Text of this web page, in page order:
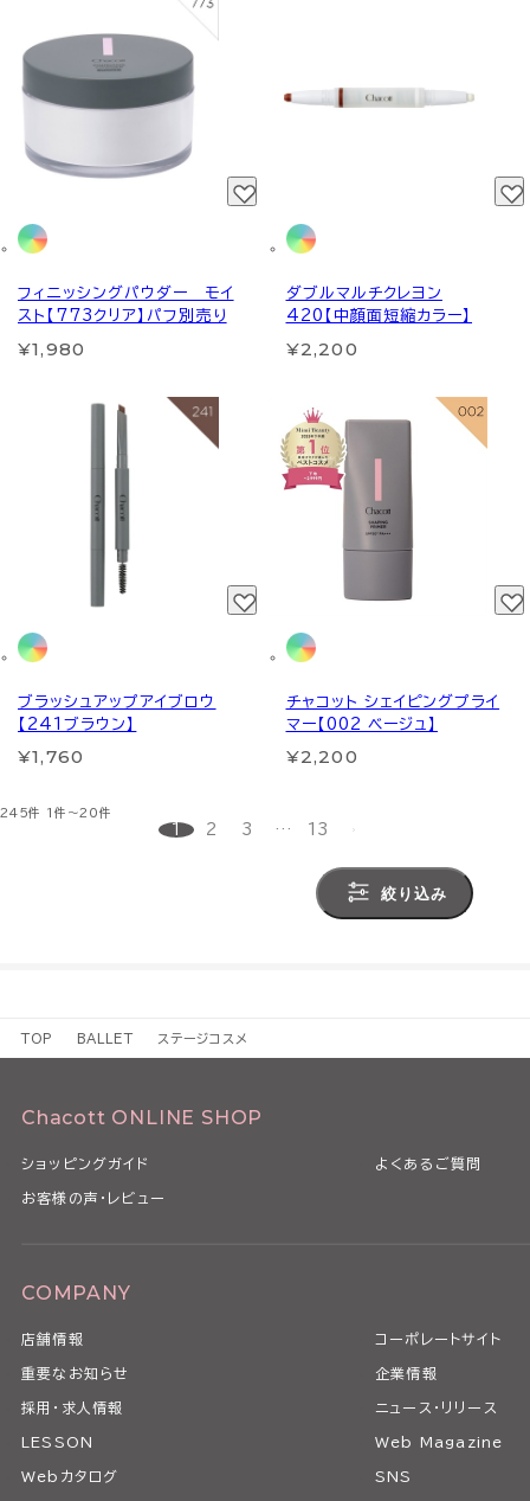
フィニッシングパウダー モイ
スト【773クリア】パフ別売り
¥1,980
ダブルマルチクレヨン
420【中顔面短縮カラー】
¥2,200
ブラッシュアップアイブロウ
【241ブラウン】
¥1,760
チャコット シェイピングプライ
マー【002 ベージュ】
¥2,200
245件 1件～20件
1 2 3 … 13
絞り込み
TOP BALLET ステージコスメ
Chacott ONLINE SHOP
ショッピングガイド よくあるご質問
お客様の声・レビュー
COMPANY
店舗情報 コーポレートサイト
重要なお知らせ 企業情報
採用・求人情報 ニュース・リリース
LESSON Web Magazine
Webカタログ SNS